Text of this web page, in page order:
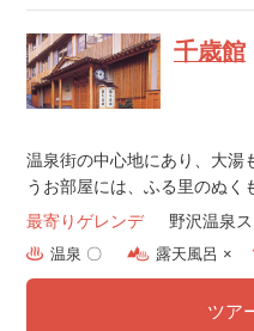
千歳館
温泉街の中心地にあり、大湯
うお部屋には、ふる里のぬく
最寄りゲレンデ
野沢温泉
温泉 〇 露天風呂 ×
ツア